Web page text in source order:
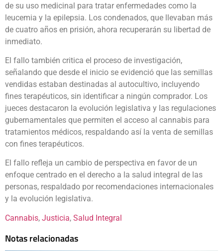
de su uso medicinal para tratar enfermedades como la
leucemia y la epilepsia. Los condenados, que llevaban más
de cuatro años en prisión, ahora recuperarán su libertad de
inmediato.
El fallo también critica el proceso de investigación,
señalando que desde el inicio se evidenció que las semillas
vendidas estaban destinadas al autocultivo, incluyendo
fines terapéuticos, sin identificar a ningún comprador. Los
jueces destacaron la evolución legislativa y las regulaciones
gubernamentales que permiten el acceso al cannabis para
tratamientos médicos, respaldando así la venta de semillas
con fines terapéuticos.
El fallo refleja un cambio de perspectiva en favor de un
enfoque centrado en el derecho a la salud integral de las
personas, respaldado por recomendaciones internacionales
y la evolución legislativa.
Cannabis, Justicia, Salud Integral
Notas relacionadas